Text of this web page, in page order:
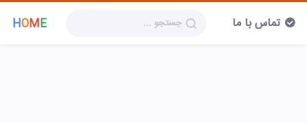
HOME تماس با ما